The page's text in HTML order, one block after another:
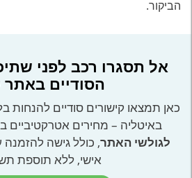
הביקור.
אל תסגרו רכב לפני
הסודיים באתר
כאן תמצאו קישורים סודיים להנחות
באיטליה – מחירים אטרקטיביים
לגולשי האתר
אישי, ללא תוספת